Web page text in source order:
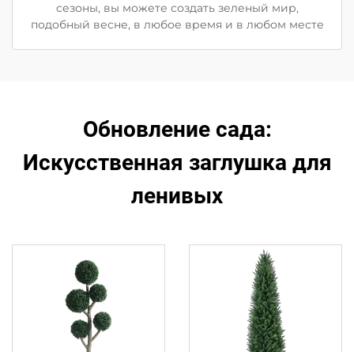
сезоны, вы можете создать зеленый мир,
подобный весне, в любое время и в любом месте
Обновление сада:
Искусственная заглушка для
ленивых